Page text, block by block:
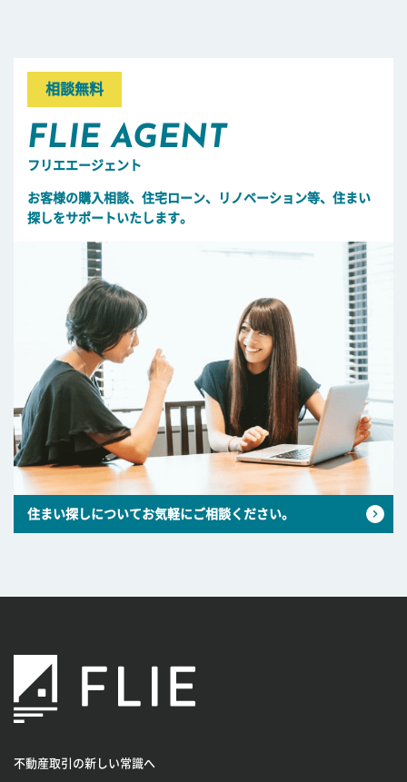
相談無料
FLIE AGENT
フリエエージェント
お客様の購入相談、住宅ローン、リノベーション等、住まい
探しをサポートいたします。
住まい探しについてお気軽にご相談ください。
不動産取引の新しい常識へ